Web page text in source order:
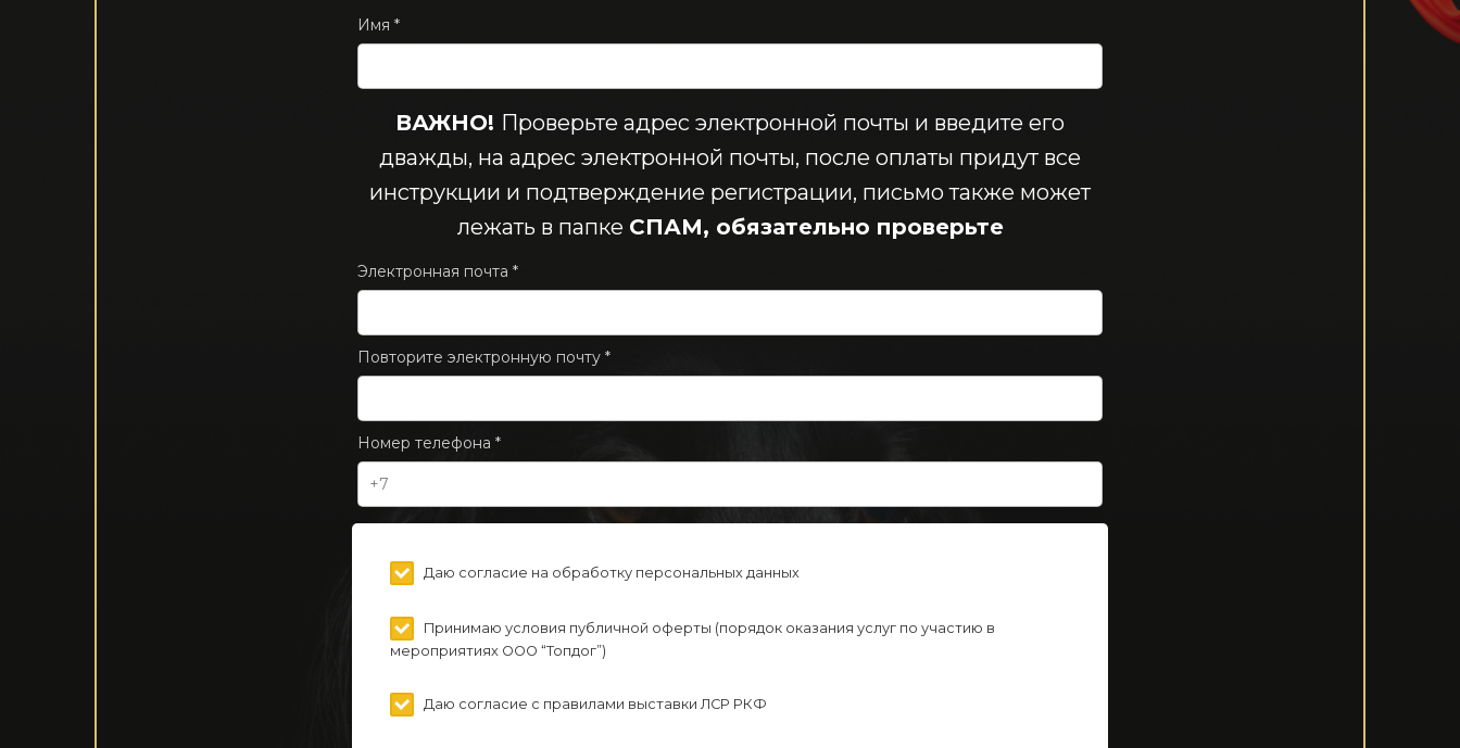
Имя *
ВАЖНО! Проверьте адрес электронной почты и введите его
дважды, на адрес электронной почты, после оплаты придут все
инструкции и подтверждение регистрации, письмо также может
лежать в папке СПАМ, обязательно проверьте
Электронная почта *
Повторите электронную почту *
Номер телефона *
Даю согласие на обработку персональных данных
Принимаю условия публичной оферты (порядок оказания услуг по участию в
мероприятиях ООО “Топдог”)
Даю согласие с правилами выставки ЛСР РКФ